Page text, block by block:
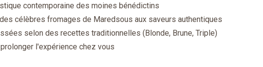
contemporaine des moines bénédictins
célèbres fromages de Maredsous aux saveurs authentiques
selon des recettes traditionnelles (Blonde, Brune, Triple)
l'expérience chez vous